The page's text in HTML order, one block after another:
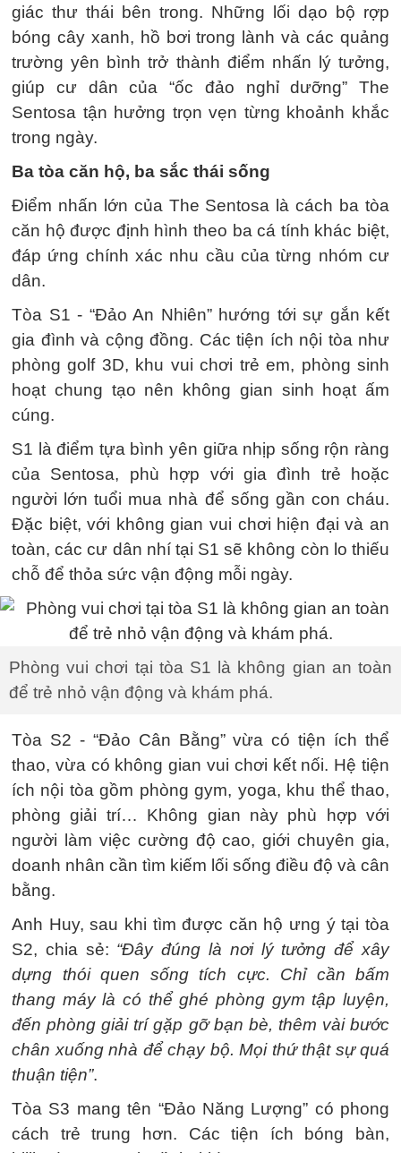
giác thư thái bên trong. Những lối dạo bộ rợp
bóng cây xanh, hồ bơi trong lành và các quảng
trường yên bình trở thành điểm nhấn lý tưởng,
giúp cư dân của “ốc đảo nghỉ dưỡng” The
Sentosa tận hưởng trọn vẹn từng khoảnh khắc
trong ngày.
Ba tòa căn hộ, ba sắc thái sống
Điểm nhấn lớn của The Sentosa là cách ba tòa
căn hộ được định hình theo ba cá tính khác biệt,
đáp ứng chính xác nhu cầu của từng nhóm cư
dân.
Tòa S1 - “Đảo An Nhiên” hướng tới sự gắn kết
gia đình và cộng đồng. Các tiện ích nội tòa như
phòng golf 3D, khu vui chơi trẻ em, phòng sinh
hoạt chung tạo nên không gian sinh hoạt ấm
cúng.
S1 là điểm tựa bình yên giữa nhịp sống rộn ràng
của Sentosa, phù hợp với gia đình trẻ hoặc
người lớn tuổi mua nhà để sống gần con cháu.
Đặc biệt, với không gian vui chơi hiện đại và an
toàn, các cư dân nhí tại S1 sẽ không còn lo thiếu
chỗ để thỏa sức vận động mỗi ngày.
Phòng vui chơi tại tòa S1 là không gian an toàn
để trẻ nhỏ vận động và khám phá.
Tòa S2 - “Đảo Cân Bằng” vừa có tiện ích thể
thao, vừa có không gian vui chơi kết nối. Hệ tiện
ích nội tòa gồm phòng gym, yoga, khu thể thao,
phòng giải trí… Không gian này phù hợp với
người làm việc cường độ cao, giới chuyên gia,
doanh nhân cần tìm kiếm lối sống điều độ và cân
bằng.
Anh Huy, sau khi tìm được căn hộ ưng ý tại tòa
S2, chia sẻ: “Đây đúng là nơi lý tưởng để xây
dựng thói quen sống tích cực. Chỉ cần bấm
thang máy là có thể ghé phòng gym tập luyện,
đến phòng giải trí gặp gỡ bạn bè, thêm vài bước
chân xuống nhà để chạy bộ. Mọi thứ thật sự quá
thuận tiện”.
Tòa S3 mang tên “Đảo Năng Lượng” có phong
cách trẻ trung hơn. Các tiện ích bóng bàn,